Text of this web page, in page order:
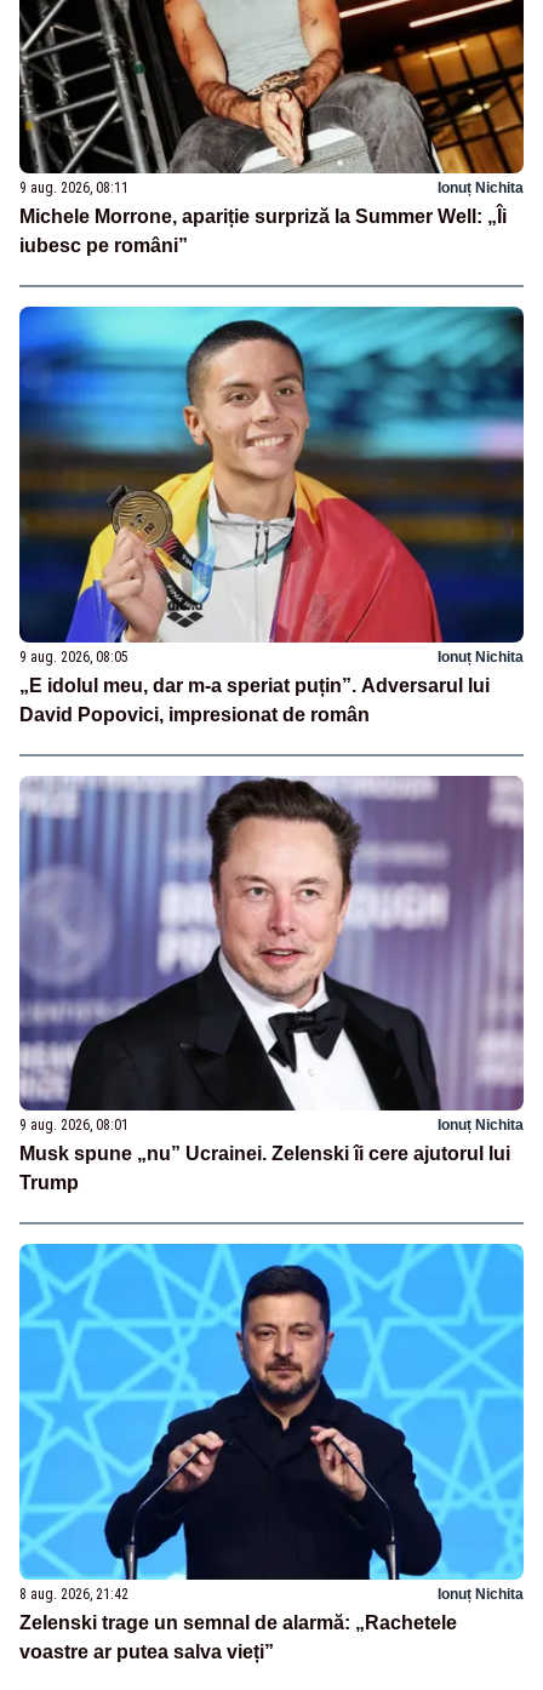
9 aug. 2026, 08:11 Ionuț Nichita
Michele Morrone, apariție surpriză la Summer Well: „Îi
iubesc pe români”
9 aug. 2026, 08:05 Ionuț Nichita
„E idolul meu, dar m-a speriat puțin”. Adversarul lui
David Popovici, impresionat de român
9 aug. 2026, 08:01 Ionuț Nichita
Musk spune „nu” Ucrainei. Zelenski îi cere ajutorul lui
Trump
8 aug. 2026, 21:42 Ionuț Nichita
Zelenski trage un semnal de alarmă: „Rachetele
voastre ar putea salva vieți”